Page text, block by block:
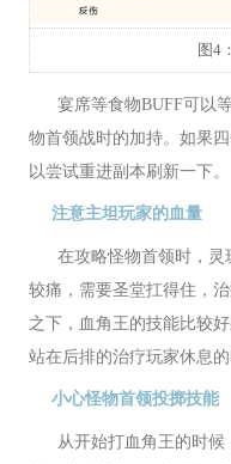
图4
宴席等食物BUFF可以等
物首领战时的加持。如果
以尝试重进副本刷新一下。
注意主坦玩家的血量
在攻略怪物首领时，灵
较痛，需要圣堂扛得住，
之下，血角王的技能比较
站在后排的治疗玩家休息的
小心怪物首领投掷技能
从开始打血角王的时候